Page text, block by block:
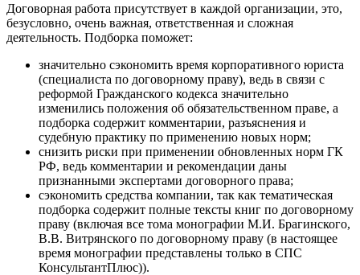
Договорная работа присутствует в каждой организации, это,
безусловно, очень важная, ответственная и сложная
деятельность. Подборка поможет:
значительно сэкономить время корпоративного юриста
(специалиста по договорному праву), ведь в связи с
реформой Гражданского кодекса значительно
изменились положения об обязательственном праве, а
подборка содержит комментарии, разъяснения и
судебную практику по применению новых норм;
снизить риски при применении обновленных норм ГК
РФ, ведь комментарии и рекомендации даны
признанными экспертами договорного права;
сэкономить средства компании, так как тематическая
подборка содержит полные тексты книг по договорному
праву (включая все тома монографии М.И. Брагинского,
В.В. Витрянского по договорному праву (в настоящее
время монографии представлены только в СПС
КонсультантПлюс)).